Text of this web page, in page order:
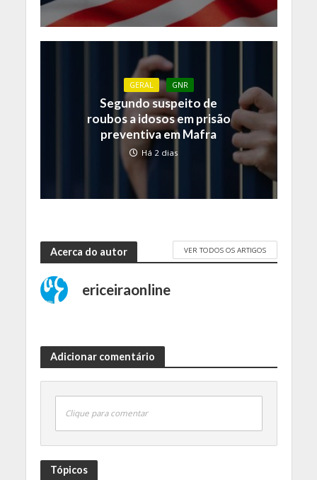
GERAL GNR
Segundo suspeito de
roubos a idosos em prisão
preventiva em Mafra
Há 2 dias
Acerca do autor VER TODOS OS ARTIGOS
ericeiraonline
Adicionar comentário
Clique para comentar
Tópicos